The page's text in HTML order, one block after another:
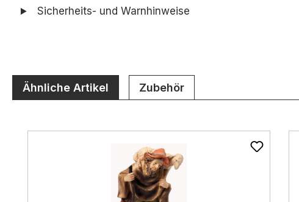
Sicherheits- und Warnhinweise
Ähnliche Artikel Zubehör